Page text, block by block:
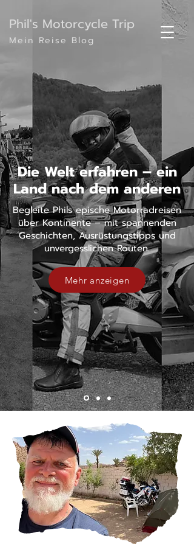
Phil's Motorcycle Trip
Mein Reise Blog
Die Welt erfahren – ein
Land nach dem anderen
Begleite Phils epische Motorradreisen
über Kontinente – mit spannenden
Geschichten, Ausrüstungstipps und
unvergesslichen Routen.
Mehr anzeigen